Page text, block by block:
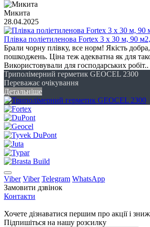
Микита
28.04.2025
Плівка поліетиленова Fortex 3 х 30 м, 90
Брали чорну плівку, все норм! Якість
пошкоджень. Ціна теж адекватна як для
Використовували для господарських робіт..
Триполімерний герметик GEOCEL 2300
Переважає очікування
Детальніше
Viber Viber Telegram WhatsApp
Замовити дзвінок
Контакти
Хочете дізнаватися першим про акції і
Підпишіться на нашу розсилку